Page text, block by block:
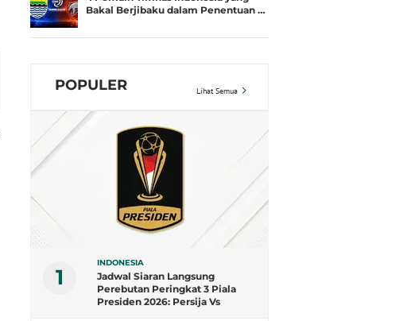
Bakal Berjibaku dalam Penentuan …
POPULER Lihat Semua
1
INDONESIA
Jadwal Siaran Langsung
Perebutan Peringkat 3 Piala
Presiden 2026: Persija Vs